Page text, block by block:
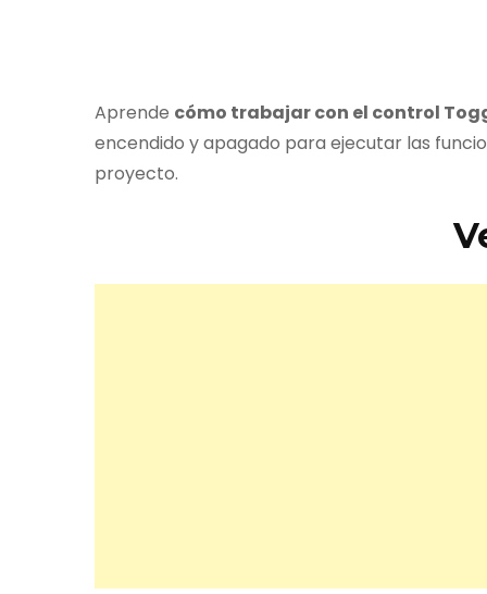
Aprende cómo trabajar con el control
encendido y apagado para ejecutar las
proyecto.